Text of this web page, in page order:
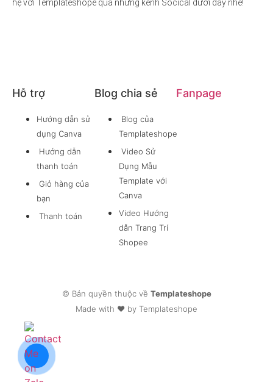
hệ với Templateshope qua những kênh Socical dưới đây nhé!
Hỗ trợ
Hướng dẫn sử
dụng Canva
Hướng dẫn
thanh toán
Giỏ hàng của
bạn
Thanh toán
Blog chia sẻ
Blog của
Templateshope
Video Sử
Dụng Mẫu
Template với
Canva
Video Hướng
dẫn Trang Trí
Shopee
Fanpage
© Bản quyền thuộc về Templateshope
Made with ❤ by Templateshope